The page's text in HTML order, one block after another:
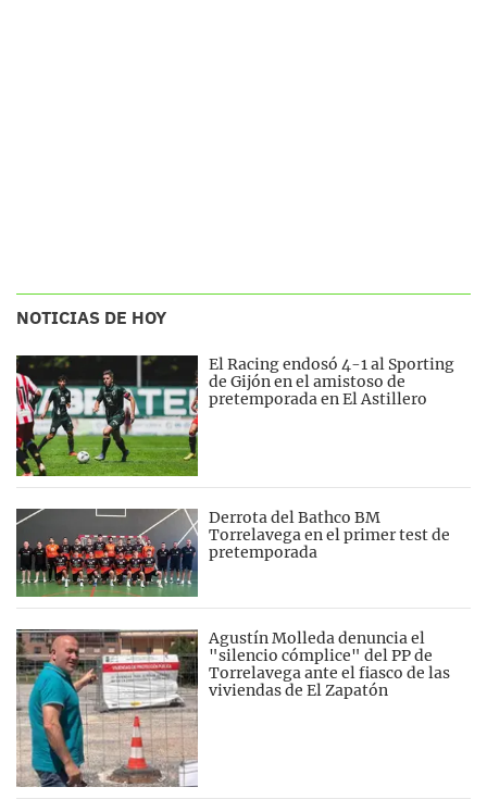
NOTICIAS DE HOY
El Racing endosó 4-1 al Sporting
de Gijón en el amistoso de
pretemporada en El Astillero
Derrota del Bathco BM
Torrelavega en el primer test de
pretemporada
Agustín Molleda denuncia el
"silencio cómplice" del PP de
Torrelavega ante el fiasco de las
viviendas de El Zapatón